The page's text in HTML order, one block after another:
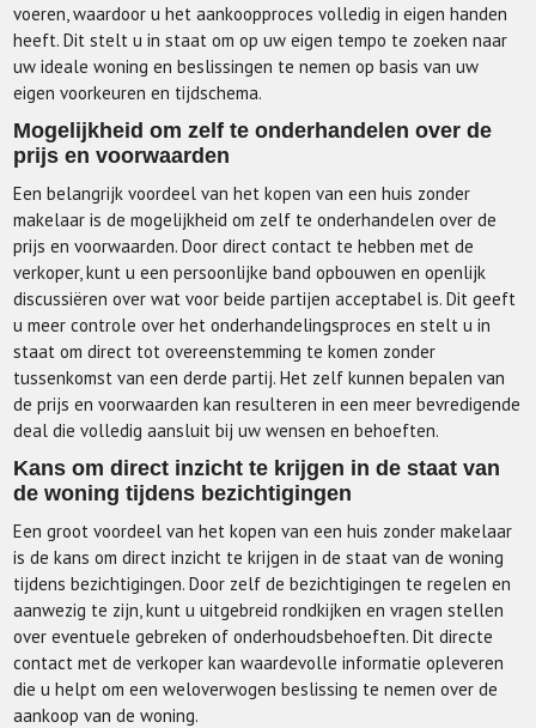
voeren, waardoor u het aankoopproces volledig in eigen handen
heeft. Dit stelt u in staat om op uw eigen tempo te zoeken naar
uw ideale woning en beslissingen te nemen op basis van uw
eigen voorkeuren en tijdschema.
Mogelijkheid om zelf te onderhandelen over de
prijs en voorwaarden
Een belangrijk voordeel van het kopen van een huis zonder
makelaar is de mogelijkheid om zelf te onderhandelen over de
prijs en voorwaarden. Door direct contact te hebben met de
verkoper, kunt u een persoonlijke band opbouwen en openlijk
discussiëren over wat voor beide partijen acceptabel is. Dit geeft
u meer controle over het onderhandelingsproces en stelt u in
staat om direct tot overeenstemming te komen zonder
tussenkomst van een derde partij. Het zelf kunnen bepalen van
de prijs en voorwaarden kan resulteren in een meer bevredigende
deal die volledig aansluit bij uw wensen en behoeften.
Kans om direct inzicht te krijgen in de staat van
de woning tijdens bezichtigingen
Een groot voordeel van het kopen van een huis zonder makelaar
is de kans om direct inzicht te krijgen in de staat van de woning
tijdens bezichtigingen. Door zelf de bezichtigingen te regelen en
aanwezig te zijn, kunt u uitgebreid rondkijken en vragen stellen
over eventuele gebreken of onderhoudsbehoeften. Dit directe
contact met de verkoper kan waardevolle informatie opleveren
die u helpt om een weloverwogen beslissing te nemen over de
aankoop van de woning.